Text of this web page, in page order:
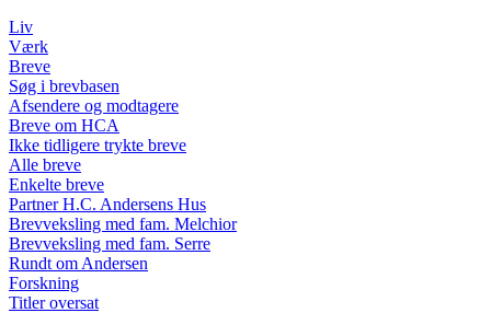
Liv
Værk
Breve
Søg i brevbasen
Afsendere og modtagere
Breve om HCA
Ikke tidligere trykte breve
Alle breve
Enkelte breve
Partner H.C. Andersens Hus
Brevveksling med fam. Melchior
Brevveksling med fam. Serre
Rundt om Andersen
Forskning
Titler oversat